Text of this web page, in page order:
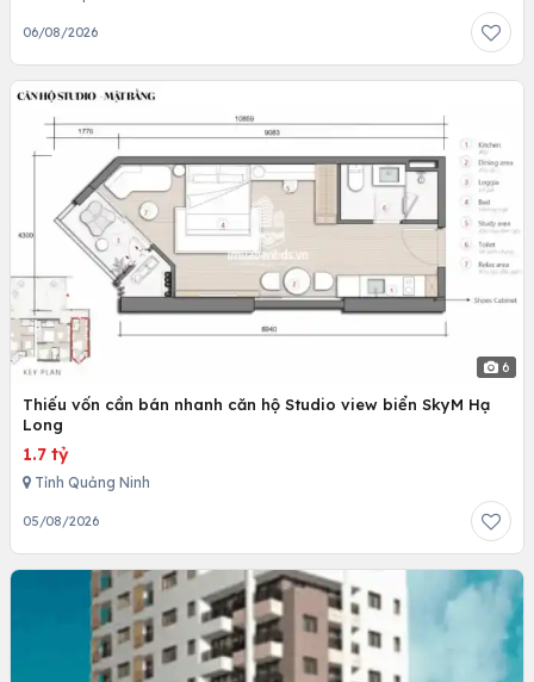
06/08/2026
6
Thiếu vốn cần bán nhanh căn hộ Studio view biển SkyM Hạ
Long
1.7 tỷ
Tỉnh Quảng Ninh
05/08/2026